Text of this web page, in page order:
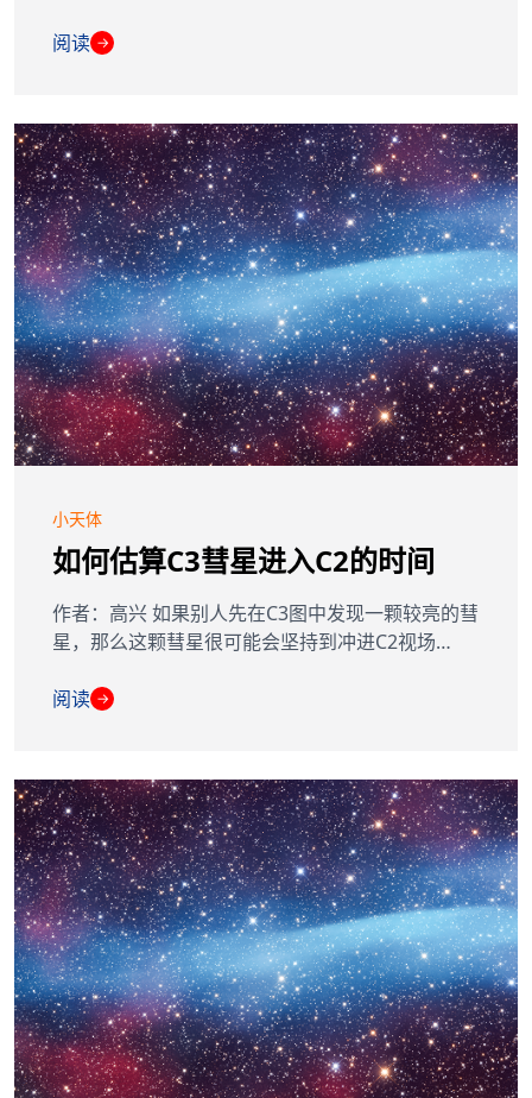
阅读 →
小天体
如何估算C3彗星进入C2的时间
作者：高兴 如果别人先在C3图中发现一颗较亮的彗
星，那么这颗彗星很可能会坚持到冲进C2视场…
阅读 →